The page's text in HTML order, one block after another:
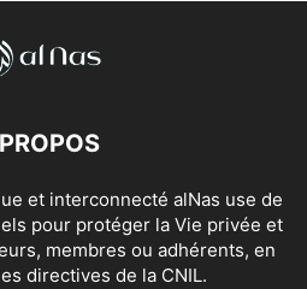
et interconnecté alNas use de
pour protéger la Vie privée et
membres ou adhérents, en
directives de la CNIL.